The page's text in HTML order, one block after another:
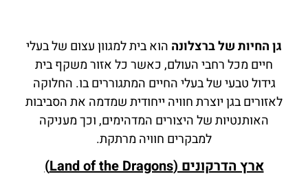
גן החיות של ברצלונה הוא בית למגוון עצום של בעלי
חיים מכל רחבי העולם, כאשר כל אזור משקף בית
גידול טבעי של בעלי החיים המתגוררים בו. החלוקה
לאזורים בגן יוצרת חוויה ייחודית שמדמה את הסביבות
האותנטיות של היצורים המדהימים, וכך מעניקה
למבקרים חוויה מרתקת.
ארץ הדרקונים (Land of the Dragons)